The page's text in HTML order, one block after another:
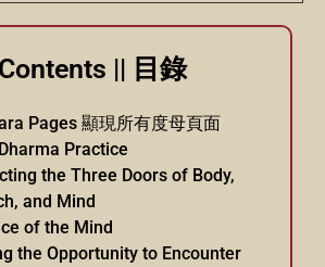
|| 目錄
Pages 顯現所有度母頁面
Practice
the Three Doors of Body,
and Mind
of the Mind
the Opportunity to Encounter